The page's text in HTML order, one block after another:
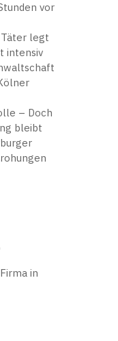
vor
legt
intensiv
– Doch
bleibt
in